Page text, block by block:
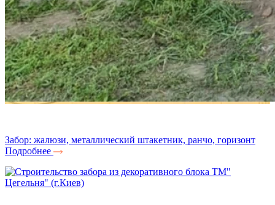
Забор: жалюзи, металлический штакетник, ранчо, горизонт
Подробнее